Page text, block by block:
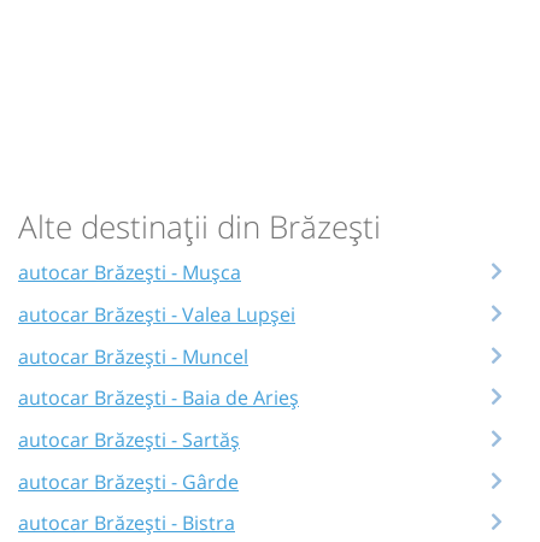
Alte destinații din Brăzești
autocar Brăzești - Mușca
autocar Brăzești - Valea Lupșei
autocar Brăzești - Muncel
autocar Brăzești - Baia de Arieș
autocar Brăzești - Sartăș
autocar Brăzești - Gârde
autocar Brăzești - Bistra